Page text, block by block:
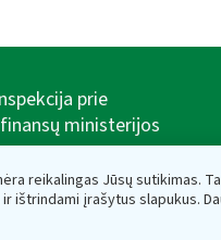
reikalingas Jūsų sutikimas.
ištrindami įrašytus slapukus.
prie
ministerijos
01107 Vilnius, Lietuva,
dėžutės adresas